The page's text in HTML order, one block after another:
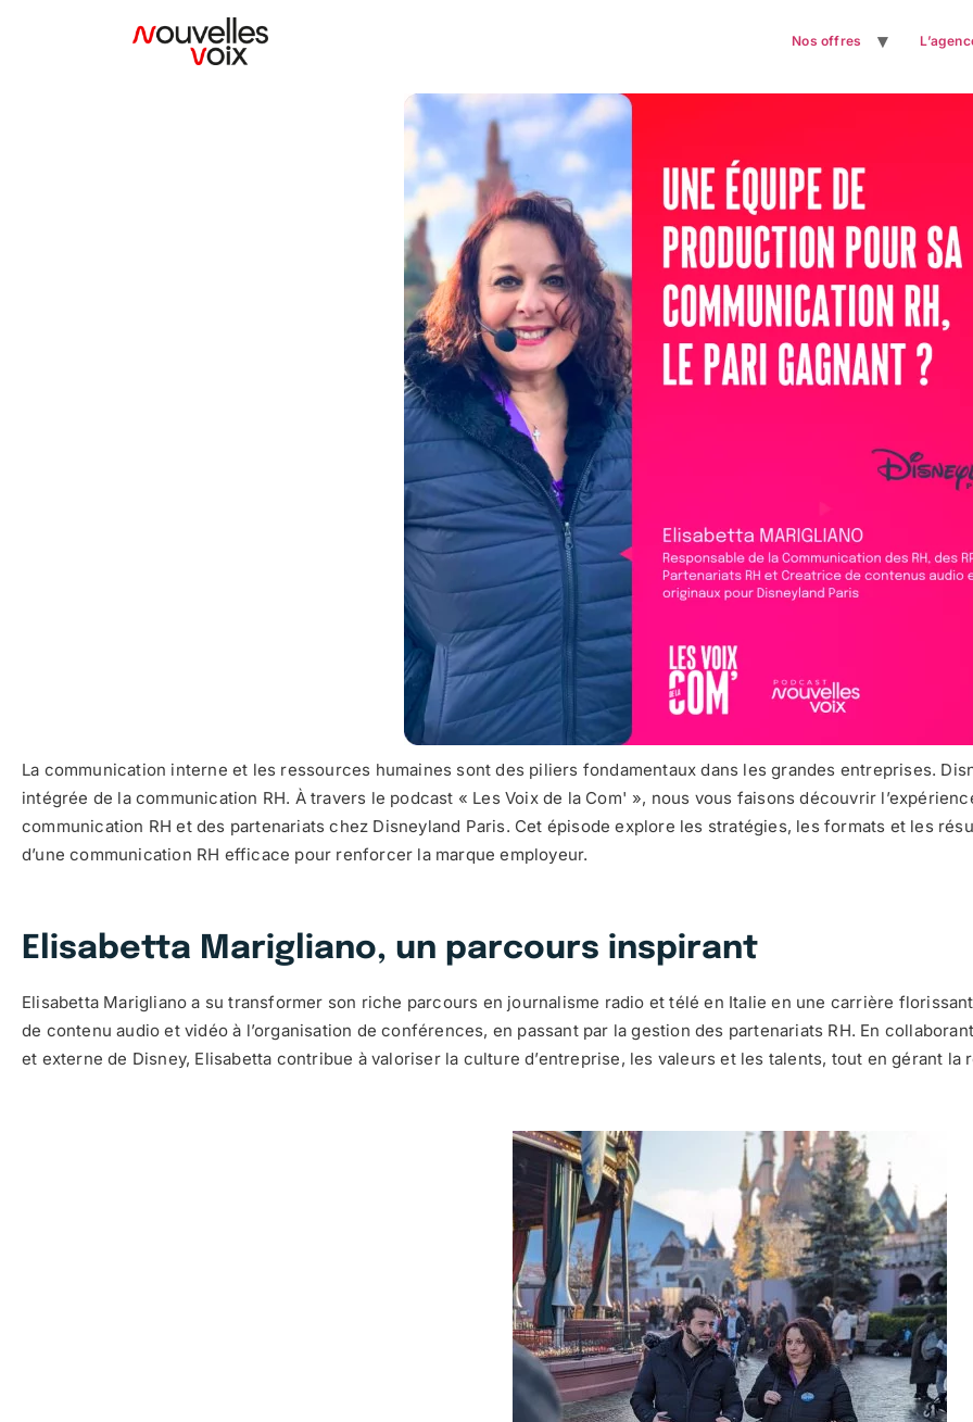
Nos offres
La communication interne et les ressources humaines sont des piliers fondamentaux dans les grandes entreprises.
intégrée de la communication RH. À travers le podcast « Les Voix de la Com' », nous vous faisons découvrir
communication RH et des partenariats chez Disneyland Paris. Cet épisode explore les stratégies, les formats et les
d’une communication RH efficace pour renforcer la marque employeur.
Elisabetta Marigliano, un parcours inspirant
Elisabetta Marigliano a su transformer son riche parcours en journalisme radio et télé en Italie en une carrière
de contenu audio et vidéo à l’organisation de conférences, en passant par la gestion des partenariats RH. En
et externe de Disney, Elisabetta contribue à valoriser la culture d’entreprise, les valeurs et les talents, tout en gérant